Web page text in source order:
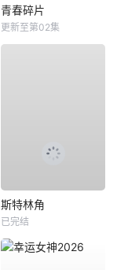
青春碎片
更新至第02集
斯特林角
已完结